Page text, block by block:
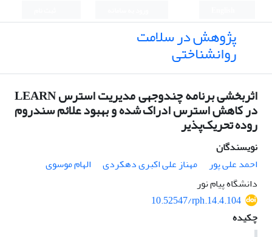
پژوهش در سلامت
روانشناختی
اثربخشی برنامه چندوجهی مدیریت استرس LEARN
در کاهش استرس ادراک شده و بهبود علائم سندروم
روده تحریک‌‌پذیر
نویسندگان
احمد علی پور
مهناز علی اکبری دهکردی
الهام موسوی
دانشگاه پیام نور
10.52547/rph.14.4.104
چکیده